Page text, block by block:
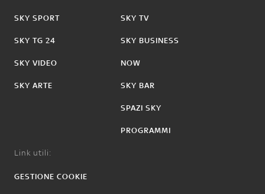
SKY SPORT
SKY TG 24
SKY VIDEO
SKY ARTE
SKY TV
SKY BUSINESS
NOW
SKY BAR
SPAZI SKY
PROGRAMMI
Link utili:
GESTIONE COOKIE